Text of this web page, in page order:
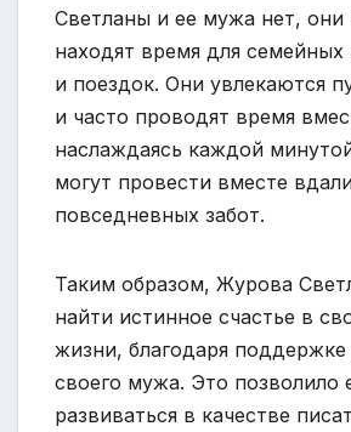
Светланы и ее мужа нет, они
находят время для
и поездок. Они увлекаются
и часто проводят время
наслаждаясь каждой
могут провести вместе
повседневных забот.
Таким образом, Журова
найти истинное счастье в
жизни, благодаря
своего мужа. Это позволило
развиваться в качестве